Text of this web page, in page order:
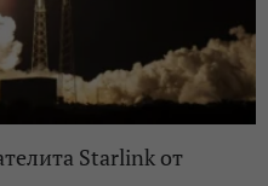
Starlink от